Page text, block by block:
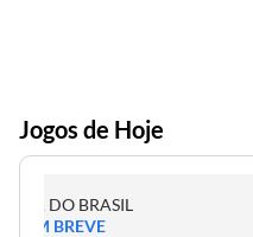
Jogos de Hoje
DO BRASIL
EM BREVE